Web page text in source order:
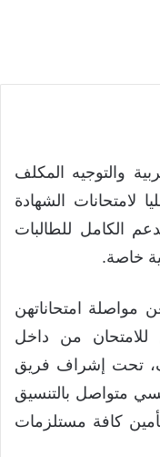
والتوجيه المكلف
لامتحانات الشهادة
الكامل للطالبات
خاصة.
مواصلة امتحاناتهن
للامتحان من داخل
تحت إشراف فريق
متواصل بالتنسيق
كافة مستلزمات